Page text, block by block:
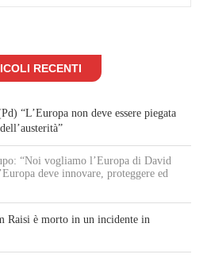
RECENTI
“L’Europa non deve essere piegata
“Noi vogliamo l’Europa di David
deve innovare, proteggere ed
Raisi è morto in un incidente in